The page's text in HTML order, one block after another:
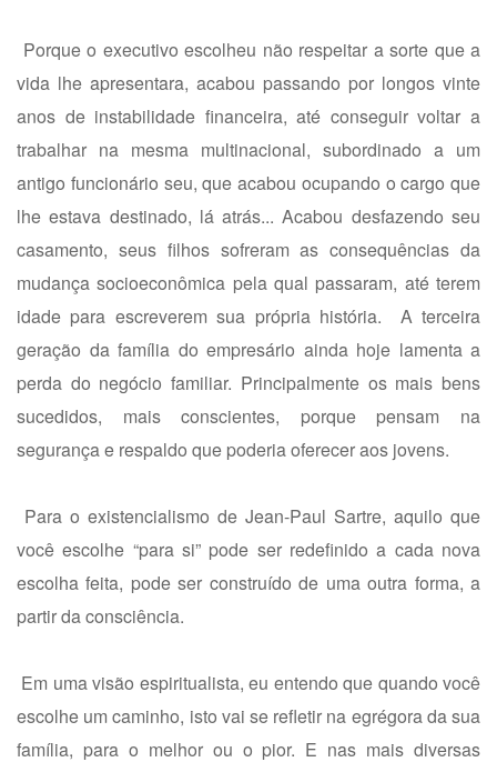
Porque o executivo escolheu não respeitar a sorte que a
vida lhe apresentara, acabou passando por longos vinte
anos de instabilidade financeira, até conseguir voltar a
trabalhar na mesma multinacional, subordinado a um
antigo funcionário seu, que acabou ocupando o cargo que
lhe estava destinado, lá atrás... Acabou desfazendo seu
casamento, seus filhos sofreram as consequências da
mudança socioeconômica pela qual passaram, até terem
idade para escreverem sua própria história. A terceira
geração da família do empresário ainda hoje lamenta a
perda do negócio familiar. Principalmente os mais bens
sucedidos, mais conscientes, porque pensam na
segurança e respaldo que poderia oferecer aos jovens.
Para o existencialismo de Jean-Paul Sartre, aquilo que
você escolhe “para si” pode ser redefinido a cada nova
escolha feita, pode ser construído de uma outra forma, a
partir da consciência.
Em uma visão espiritualista, eu entendo que quando você
escolhe um caminho, isto vai se refletir na egrégora da sua
família, para o melhor ou o pior. E nas mais diversas